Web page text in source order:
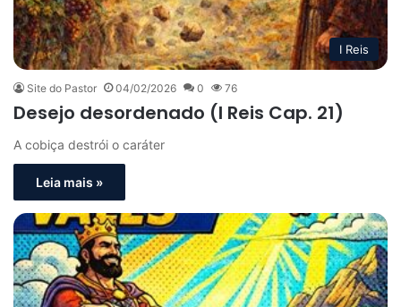
I Reis
Site do Pastor 04/02/2026 0 76
Desejo desordenado (I Reis Cap. 21)
A cobiça destrói o caráter
Leia mais »